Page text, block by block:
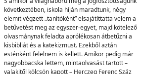
következtében, iskola híján maradtunk, négy
elemit végzett „tanítóként” elsajátíttatta velem a
betűvetést meg az egyszer-egyet, majd kötelező
olvasmánynak feladta aprólékosan átbetűzni a
kisbibliát és a katekizmust. Ezekből aztán
esténként felelnem is kellett. Amikor pedig már
nagyobbacska lettem, mintaolvasást tartott –
valakitől kölcsön kapott – Herczeg Ferenc Száz